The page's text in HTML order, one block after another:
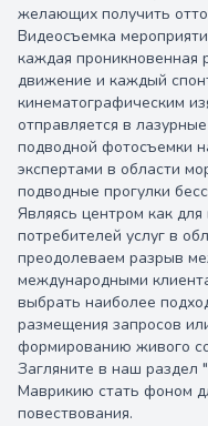
желающих получить
Видеосъемка
каждая проникновенная
движение и каждый
кинематографическим
отправляется в
подводной фотосъемки
экспертами в области
подводные прогулки
Являясь центром как
потребителей услуг в
преодолеваем разрыв
международными
выбрать наиболее
размещения запросов
формированию живого
Загляните в наш раздел
Маврикию стать фоном
повествования.